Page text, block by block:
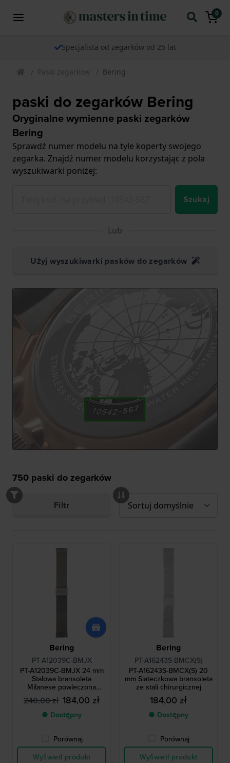
0
Specjalista od zegarków od 25 lat
Paski zegarkow Bering
paski do zegarków Bering
Oryginalne wymienne paski zegarków
Bering
Sprawdź numer modelu na tyle koperty swojego
zegarka. Znajdź numer modelu korzystając z pola
wyszukiwarki poniżej:
Szukaj
Lub
Użyj wyszukiwarki pasków do zegarków
750 paski do zegarków
Filtr
Bering
PT-A12039C-BMJX
PT-A12039C-BMJX 24 mm
Stalowa bransoleta
Milanese powleczona
ołowiem
240,00 zł 184,00 zł
● Dostępny
Porównaj
Wyświetl produkt
Bering
PT-A16243S-BMCX(S)
PT-A16243S-BMCX(S) 20
mm Siateczkowa bransoleta
ze stali chirurgicznej
184,00 zł
● Dostępny
Porównaj
Wyświetl produkt